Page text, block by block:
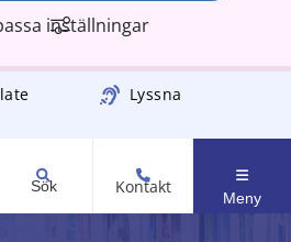
inställningar
Lyssna
Sök Kontakt
Meny